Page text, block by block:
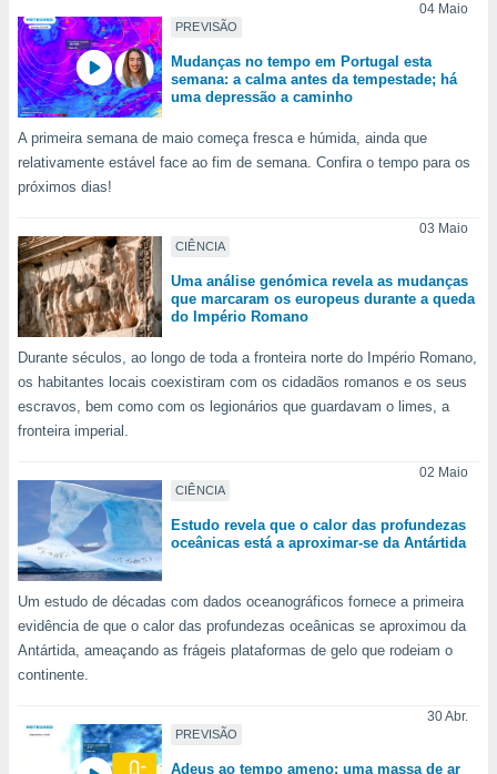
cookies
o
ou
de
ao
através
nós e
para
e
como a
este sitio
IP e
de
seus
PREVISÃO
04 Maio
Mudanças no tempo em Portugal esta
semana: a calma antes da tempestade; há
uma depressão a caminho
A primeira semana de maio começa fresca e húmida, ainda que
relativamente estável face ao fim de semana. Confira o tempo para os
próximos dias!
CIÊNCIA
03 Maio
Uma análise genómica revela as mudanças
que marcaram os europeus durante a queda
do Império Romano
Durante séculos, ao longo de toda a fronteira norte do Império Romano,
os habitantes locais coexistiram com os cidadãos romanos e os seus
escravos, bem como com os legionários que guardavam o limes, a
fronteira imperial.
CIÊNCIA
02 Maio
Estudo revela que o calor das profundezas
oceânicas está a aproximar-se da Antártida
Um estudo de décadas com dados oceanográficos fornece a primeira
evidência de que o calor das profundezas oceânicas se aproximou da
Antártida, ameaçando as frágeis plataformas de gelo que rodeiam o
continente.
PREVISÃO
30 Abr.
Adeus ao tempo ameno: uma massa de ar